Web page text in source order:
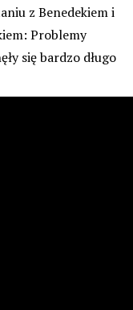
z Benedekiem i
Problemy
się bardzo długo